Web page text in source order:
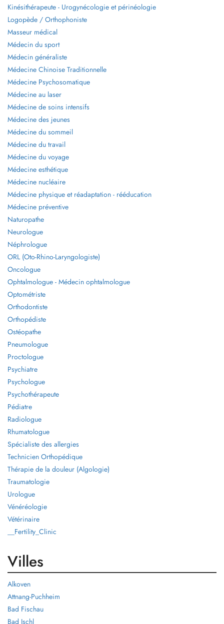
Kinésithérapeute - Urogynécologie et périnéologie
Logopède / Orthophoniste
Masseur médical
Médecin du sport
Médecin généraliste
Médecine Chinoise Traditionnelle
Médecine Psychosomatique
Médecine au laser
Médecine de soins intensifs
Médecine des jeunes
Médecine du sommeil
Médecine du travail
Médecine du voyage
Médecine esthétique
Médecine nucléaire
Médecine physique et réadaptation - rééducation
Médecine préventive
Naturopathe
Neurologue
Néphrologue
ORL (Oto-Rhino-Laryngologiste)
Oncologue
Ophtalmologue - Médecin ophtalmologue
Optométriste
Orthodontiste
Orthopédiste
Ostéopathe
Pneumologue
Proctologue
Psychiatre
Psychologue
Psychothérapeute
Pédiatre
Radiologue
Rhumatologue
Spécialiste des allergies
Technicien Orthopédique
Thérapie de la douleur (Algologie)
Traumatologie
Urologue
Vénéréologie
Vétérinaire
__Fertility_Clinic
Villes
Alkoven
Attnang-Puchheim
Bad Fischau
Bad Ischl